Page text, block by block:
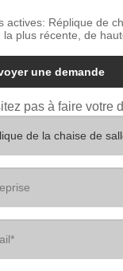
actives: Réplique de
la plus récente, de
une demande
pas à faire votre